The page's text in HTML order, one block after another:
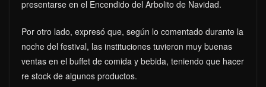
presentarse en el Encendido del Arbolito de Navidad.
Por otro lado, expresó que, según lo comentado durante la
noche del festival, las instituciones tuvieron muy buenas
ventas en el buffet de comida y bebida, teniendo que hacer
re stock de algunos productos.